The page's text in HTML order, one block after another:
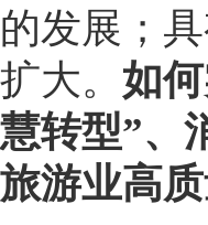
的发展；
扩大。 如
慧转型”、
旅游业高